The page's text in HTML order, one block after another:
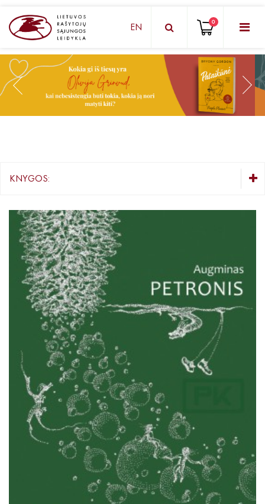
KNYGŲ DĖŽUTĖ - STAIGMENA
Grožinė literatūra
Knygos su autografais
KNYGOS PIGIAU
Išparduota
EN 0
KNYGOS:
Grožinė literatūra
Lietuvių autorių literatūra
Užsienio autorių literatūra
Trileriai, detektyvai
Klasika
Apsakymai, novelės
Poezija, pjesės
Esė
Pirmoji knyga (PK)
Lietuvių literatūros lobynas. XX amžius
Knygos vaikams ir paaugliams
Negrožinė literatūra
El. knygos
Audioknygos
Knygos su autografais
KNYGOS PIGIAU